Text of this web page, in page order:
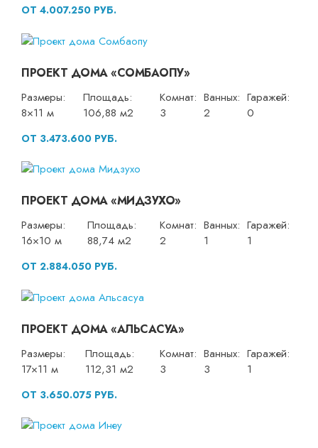
ОТ 4.007.250 РУБ.
ПРОЕКТ ДОМА «СОМБАОПУ»
Размеры:
8×11 м
Площадь:
106,88 м2
Комнат:
3
Ванных:
2
Гаражей:
0
ОТ 3.473.600 РУБ.
ПРОЕКТ ДОМА «МИДЗУХО»
Размеры:
16×10 м
Площадь:
88,74 м2
Комнат:
2
Ванных:
1
Гаражей:
1
ОТ 2.884.050 РУБ.
ПРОЕКТ ДОМА «АЛЬСАСУА»
Размеры:
17×11 м
Площадь:
112,31 м2
Комнат:
3
Ванных:
3
Гаражей:
1
ОТ 3.650.075 РУБ.